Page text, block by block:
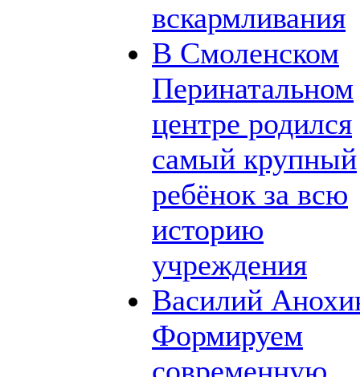
вскармливания
В Смоленском
Перинатальном
центре родился
самый крупный
ребёнок за всю
историю
учреждения
Василий
Формируем